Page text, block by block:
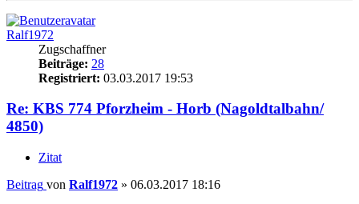
Ralf1972
Zugschaffner
Beiträge: 28
Registriert: 03.03.2017 19:53
Re: KBS 774 Pforzheim - Horb (Nagoldtalbahn/
4850)
Zitat
Beitrag von Ralf1972 » 06.03.2017 18:16